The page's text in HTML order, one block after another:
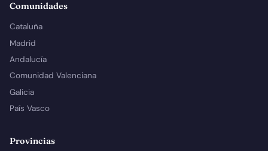
Comunidades
Cataluña
Madrid
Andalucía
Comunidad Valenciana
Galicia
País Vasco
Provincias